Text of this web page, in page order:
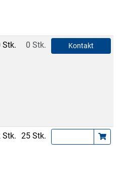
Stk. 0 Stk. Kontakt
Stk. 25 Stk.